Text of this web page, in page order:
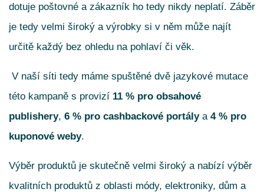
dotuje poštovné a zákazník ho tedy nikdy neplatí. Záběr
je tedy velmi široký a výrobky si v něm může najít
určitě každý bez ohledu na pohlaví či věk.
V naší síti tedy máme spuštěné dvě jazykové mutace
této kampaně s provizí 11 % pro obsahové
publishery, 6 % pro cashbackové portálya 4 % pro
kuponové weby.
Výběr produktů je skutečně velmi široký a nabízí výběr
kvalitních produktů z oblasti módy, elektroniky, dům a